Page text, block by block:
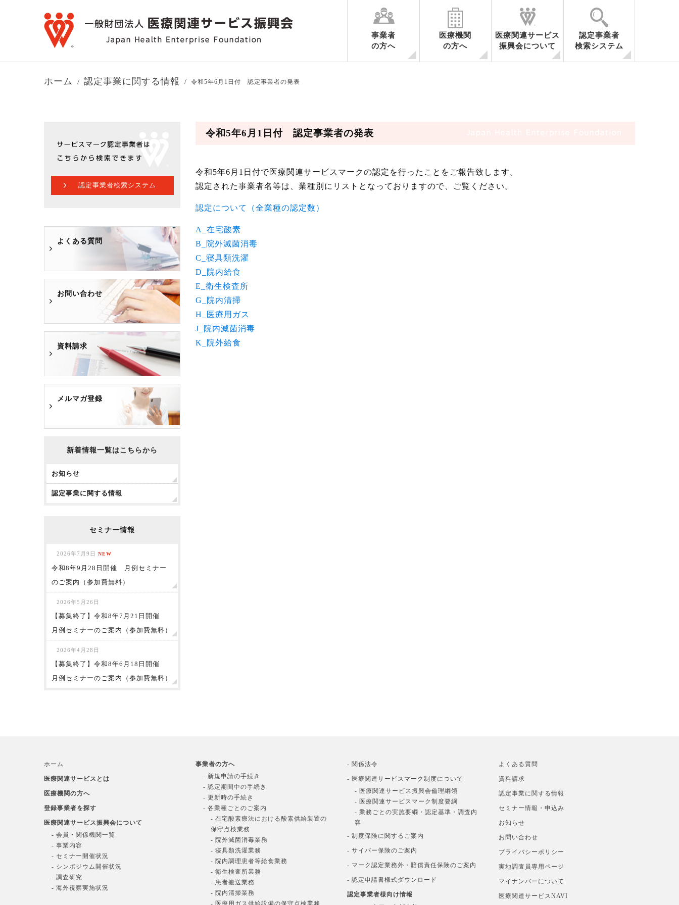
事業者
の方へ
医療機関
の方へ
医療関連サービス
振興会について
認定事業者
検索システム
ホーム 認定事業に関する情報 令和5年6月1日付 認定事業者の発表
令和5年6月1日付 認定事業者の発表
令和5年6月1日付で医療関連サービスマークの認定を行ったことをご報告致します。
認定された事業者名等は、業種別にリストとなっておりますので、ご覧ください。
認定について（全業種の認定数）
A_在宅酸素
B_院外滅菌消毒
C_寝具類洗濯
D_院内給食
E_衛生検査所
G_院内清掃
H_医療用ガス
J_院内滅菌消毒
K_院外給食
認定事業者検索システム
よくある質問
お問い合わせ
資料請求
メルマガ登録
新着情報一覧はこちらから
お知らせ
認定事業に関する情報
セミナー情報
2026年7月9日 NEW
令和8年9月28日開催 月例セミナー
のご案内（参加費無料）
2026年5月26日
【募集終了】令和8年7月21日開催
月例セミナーのご案内（参加費無料）
2026年4月28日
【募集終了】令和8年6月18日開催
月例セミナーのご案内（参加費無料）
ホーム
医療関連サービスとは
医療機関の方へ
登録事業者を探す
医療関連サービス振興会について
- 会員・関係機関一覧
- 事業内容
- セミナー開催状況
- シンポジウム開催状況
- 調査研究
- 海外視察実施状況
事業者の方へ
- 新規申請の手続き
- 認定期間中の手続き
- 更新時の手続き
- 各業種ごとのご案内
- 在宅酸素療法における酸素供給装置の
保守点検業務
- 院外滅菌消毒業務
- 寝具類洗濯業務
- 院内調理患者等給食業務
- 衛生検査所業務
- 患者搬送業務
- 院内清掃業務
- 医療用ガス供給設備の保守点検業務
- 関係法令
- 医療関連サービスマーク制度について
- 医療関連サービス振興会倫理綱領
- 医療関連サービスマーク制度要綱
- 業務ごとの実施要綱・認定基準・調査内
容
- 制度保険に関するご案内
- サイバー保険のご案内
- マーク認定業務外・賠償責任保険のご案内
- 認定申請書様式ダウンロード
認定事業者様向け情報
よくある質問
資料請求
認定事業に関する情報
セミナー情報・申込み
お知らせ
お問い合わせ
プライバシーポリシー
実地調査員専用ページ
マイナンバーについて
医療関連サービスNAVI